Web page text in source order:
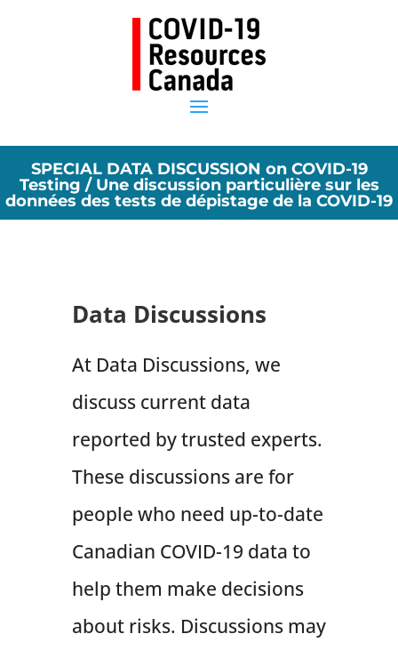
SPECIAL DATA DISCUSSION on COVID-19
Testing / Une discussion particulière sur les
données des tests de dépistage de la COVID-19
Data Discussions
At Data Discussions, we
discuss current data
reported by trusted experts.
These discussions are for
people who need up-to-date
Canadian COVID-19 data to
help them make decisions
about risks. Discussions may